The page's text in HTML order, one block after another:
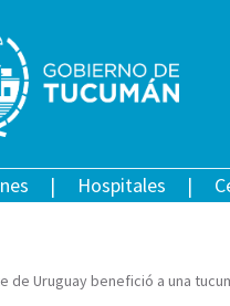
Hospitales
de Uruguay benefició a una